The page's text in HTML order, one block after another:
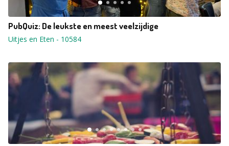
PubQuiz: De leukste en meest veelzijdige
Uitjes en Eten - 10584